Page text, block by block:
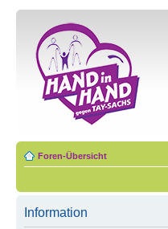
Foren-Übersicht
Information